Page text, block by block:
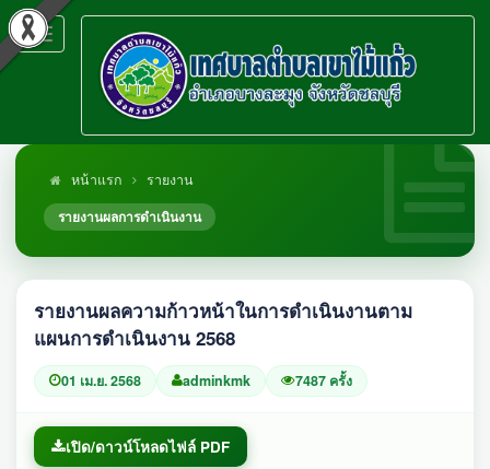
Toggle
navigation
หน้าแรก
รายงาน
รายงานผลการดำเนินงาน
รายงานผลความก้าวหน้าในการดำเนินงานตาม
แผนการดำเนินงาน 2568
01 เม.ย. 2568 adminkmk 7487 ครั้ง
เปิด/ดาวน์โหลดไฟล์ PDF